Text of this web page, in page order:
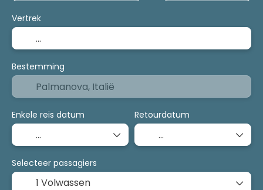
Vertrek
Bestemming
Enkele reis datum Retourdatum
Selecteer passagiers
1 Volwassen